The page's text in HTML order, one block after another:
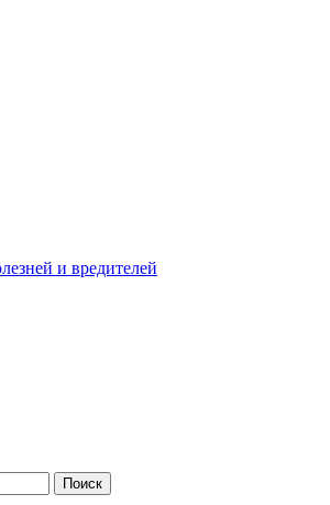
и вредителей
Поиск